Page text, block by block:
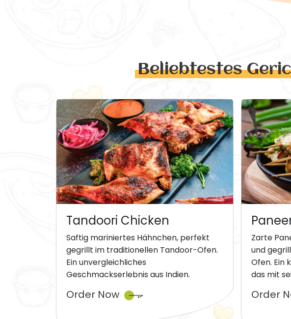
Beliebtestes
Tandoori Chicken
Saftig mariniertes Hähnchen, perfekt
gegrillt im traditionellen Tandoor-Ofen.
Ein unvergleichliches
Geschmackserlebnis aus Indien.
Order Now
Zarte
und
Ofen. Ein
das mit
Order